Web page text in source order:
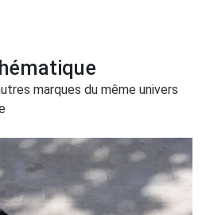
marques du même univers